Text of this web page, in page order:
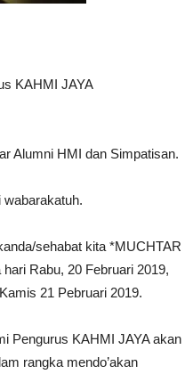
KAHMI JAYA
Alumni HMI dan Simpatisan.
wabarakatuh.
sehabat kita *MUCHTAR
Rabu, 20 Februari 2019,
21 Pebruari 2019.
Pengurus KAHMI JAYA akan
rangka mendo’akan